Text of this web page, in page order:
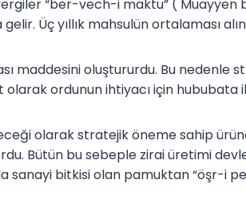
“ber-vech-i maktu” ( Muayyen
Üç yıllık mahsulün ortalaması
maddesini oluştururdu. Bu
ordunun ihtiyacı için hububata
olarak stratejik öneme sahip
Bütün bu sebeple zirai üretimi
sanayi bitkisi olan pamuktan “öşr-i